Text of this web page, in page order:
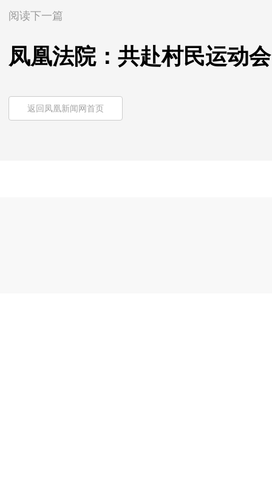
阅读下一篇
凤凰法院：共赴村民运动
返回凤凰新闻网首页